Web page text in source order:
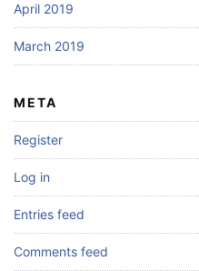
April 2019
March 2019
META
Register
Log in
Entries feed
Comments feed